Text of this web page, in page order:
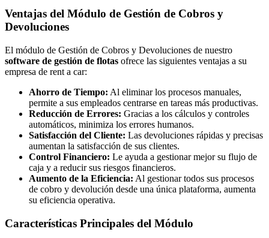
Ventajas del Módulo de Gestión de Cobros y
Devoluciones
El módulo de Gestión de Cobros y Devoluciones de nuestro
software de gestión de flotas ofrece las siguientes ventajas a su
empresa de rent a car:
Ahorro de Tiempo: Al eliminar los procesos manuales,
permite a sus empleados centrarse en tareas más productivas.
Reducción de Errores: Gracias a los cálculos y controles
automáticos, minimiza los errores humanos.
Satisfacción del Cliente: Las devoluciones rápidas y precisas
aumentan la satisfacción de sus clientes.
Control Financiero: Le ayuda a gestionar mejor su flujo de
caja y a reducir sus riesgos financieros.
Aumento de la Eficiencia: Al gestionar todos sus procesos
de cobro y devolución desde una única plataforma, aumenta
su eficiencia operativa.
Características Principales del Módulo